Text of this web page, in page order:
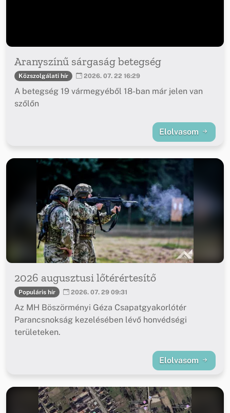
Aranyszínű sárgaság betegség
Közszolgálati hír 2026. 07. 22 16:29
A betegség 19 vármegyéből 18-ban már jelen van
szőlőn
Elolvasom
2026 augusztusi lőtérértesítő
Populáris hír 2026. 07. 29 09:31
Az MH Böszörményi Géza Csapatgyakorlótér
Parancsnokság kezelésében lévő honvédségi
területeken.
Elolvasom